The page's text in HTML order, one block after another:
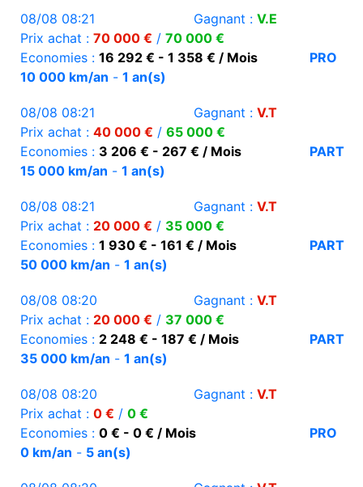
08/08 08:21 Gagnant : V.E
Prix achat : 70 000 € / 70 000 €
Economies : 16 292 € - 1 358 € / Mois
PRO
10 000 km/an - 1 an(s)
08/08 08:21 Gagnant : V.T
Prix achat : 40 000 € / 65 000 €
Economies : 3 206 € - 267 € / Mois
PART
15 000 km/an - 1 an(s)
08/08 08:21 Gagnant : V.T
Prix achat : 20 000 € / 35 000 €
Economies : 1 930 € - 161 € / Mois
PART
50 000 km/an - 1 an(s)
08/08 08:20 Gagnant : V.T
Prix achat : 20 000 € / 37 000 €
Economies : 2 248 € - 187 € / Mois
PART
35 000 km/an - 1 an(s)
08/08 08:20 Gagnant : V.T
Prix achat : 0 € / 0 €
Economies : 0 € - 0 € / Mois
PRO
0 km/an - 5 an(s)